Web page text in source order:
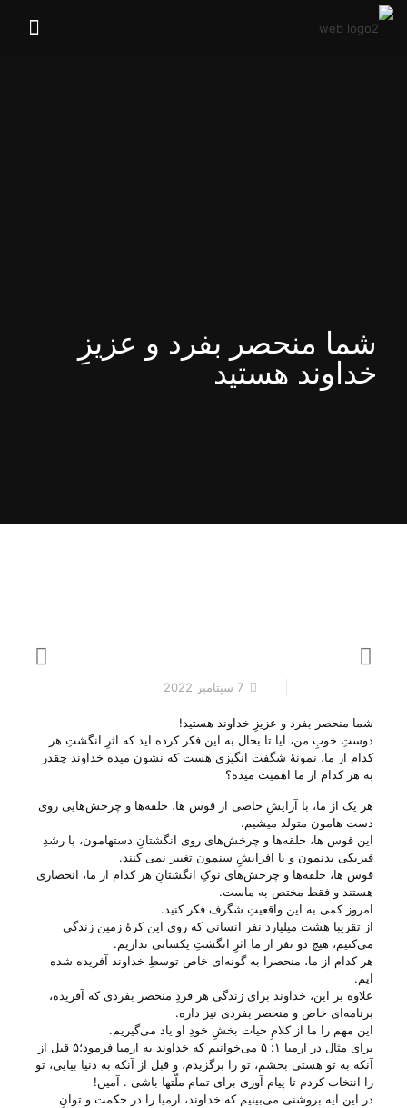
شما منحصر بفرد و عزیزِ
خداوند هستید
7 سپتامبر 2022
شما منحصر بفرد و عزیزِ خداوند هستید!
دوستِ خوبِ من، آیا تا بحال به این فکر کرده اید که اثرِ انگشتِ هر
کدام از ما، نمونهٔ شگفت انگیزی هست که نشون میده خداوند چقدر
به هر کدام از ما اهمیت میده؟
هر یک از ما، با آرایشِ خاصی از قوس ها، حلقه‌ها و چرخش‌هایی‌ روی
دست هامون متولد میشیم.
این قوس ها، حلقه‌ها و چرخش‌های روی انگشتانِ دستهامون، با رشدِ
فیزیکی بدنمون و یا افزایشِ سنمون تغییر نمی کنند.
قوس ها، حلقه‌ها و چرخش‌های نوکِ انگشتانِ هر کدام از ما، انحصاری
هستند و فقط مختص به ماست.
امروز کمی به این واقعیتِ شگرف فکر کنید.
از تقریبا هشت میلیارد نفر انسانی که روی این کرهٔ زمین زندگی
می‌‌کنیم، هیچ دو نفر از ما اثرِ انگشتِ یکسانی نداریم.
هر کدام از ما، منحصرا به گونه‌ای خاص توسطِ خداوند آفریده شده
ایم.
علاوه بر این، خداوند برای زندگی هر فردِ منحصر بفردی که آفریده،
برنامه‌ای خاص و منحصر بفردی نیز داره.
این مهم را ما از کلامِ حیات بخشِ خودِ او یاد می‌‌گیریم.
برای مثال در ارمیا ۱: ۵ می‌‌خوانیم که خداوند به ارمیا فرمود؛۵ قبل از
آنکه به تو هستی بخشم، تو را برگزیدم، و قبل از آنکه به دنیا بیایی، تو
را انتخاب کردم تا پیام آوری برای تمام ملّتها باشی . آمین!
در این آیه بروشنی می‌‌بینیم که خداوند، ارمیا را در حکمت و توانِ